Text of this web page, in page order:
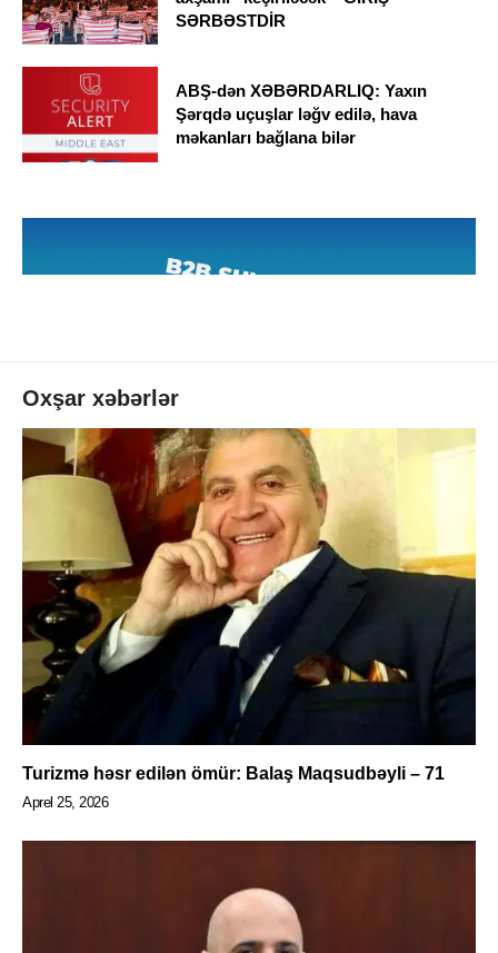
SƏRBƏSTDİR
ABŞ-dən XƏBƏRDARLIQ: Yaxın
Şərqdə uçuşlar ləğv edilə, hava
məkanları bağlana bilər
Oxşar xəbərlər
Turizmə həsr edilən ömür: Balaş Maqsudbəyli – 71
Aprel 25, 2026